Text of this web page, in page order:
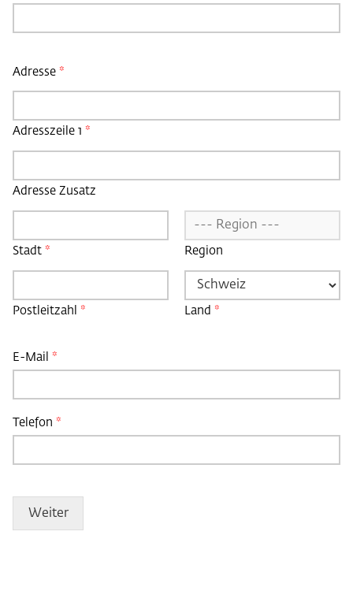
Adresse *
Adresszeile 1 *
Adresse Zusatz
Stadt * Region
Postleitzahl * Land *
E-Mail *
Telefon *
Weiter